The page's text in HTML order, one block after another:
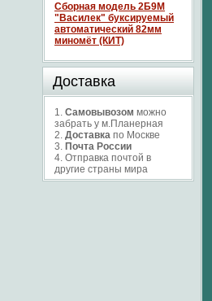
Сборная модель 2Б9М
"Василек" буксируемый
автоматический 82мм
миномёт (КИТ)
Доставка
1. Самовывозом можно
забрать у м.Планерная
2. Доставка по Москве
3. Почта России
4. Отправка почтой в
другие страны мира